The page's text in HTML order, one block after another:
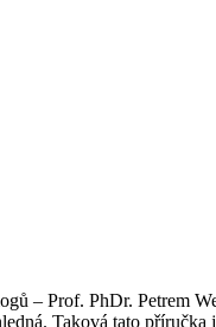
– Prof. PhDr. Petrem
Taková tato příručka